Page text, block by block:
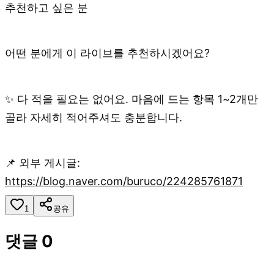
추천하고 싶은 분
어떤 분에게 이 라이브를 추천하시겠어요?
✨ 다 적을 필요는 없어요. 마음에 드는 항목 1~2개만
골라 자세히 적어주셔도 충분합니다.
📌 외부 게시글:
https://blog.naver.com/buruco/224285761871
1 공유
댓글 0